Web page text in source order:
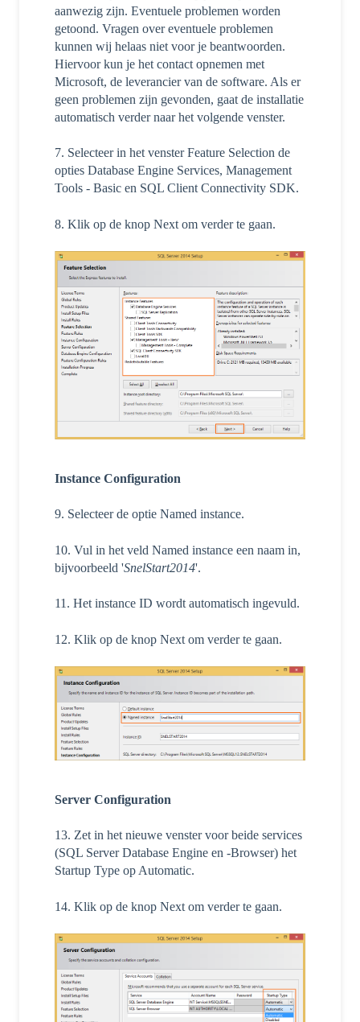
aanwezig zijn. Eventuele problemen worden
getoond. Vragen over eventuele problemen
kunnen wij helaas niet voor je beantwoorden.
Hiervoor kun je het contact opnemen met
Microsoft, de leverancier van de software. Als er
geen problemen zijn gevonden, gaat de installatie
automatisch verder naar het volgende venster.
7. Selecteer in het venster Feature Selection de
opties Database Engine Services, Management
Tools - Basic en SQL Client Connectivity SDK.
8. Klik op de knop Next om verder te gaan.
Instance Configuration
9. Selecteer de optie Named instance.
10. Vul in het veld Named instance een naam in,
bijvoorbeeld 'SnelStart2014'.
11. Het instance ID wordt automatisch ingevuld.
12. Klik op de knop Next om verder te gaan.
Server Configuration
13. Zet in het nieuwe venster voor beide services
(SQL Server Database Engine en -Browser) het
Startup Type op Automatic.
14. Klik op de knop Next om verder te gaan.